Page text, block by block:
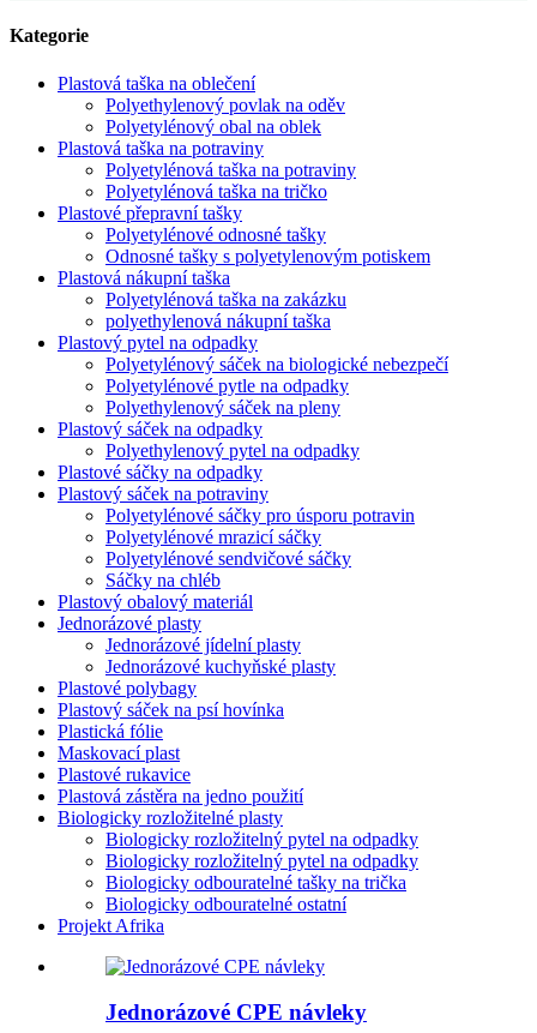
Kategorie
Plastová taška na oblečení
Polyethylenový povlak na oděv
Polyetylénový obal na oblek
Plastová taška na potraviny
Polyetylénová taška na potraviny
Polyetylénová taška na tričko
Plastové přepravní tašky
Polyetylénové odnosné tašky
Odnosné tašky s polyetylenovým potiskem
Plastová nákupní taška
Polyetylénová taška na zakázku
polyethylenová nákupní taška
Plastový pytel na odpadky
Polyetylénový sáček na biologické nebezpečí
Polyetylénové pytle na odpadky
Polyethylenový sáček na pleny
Plastový sáček na odpadky
Polyethylenový pytel na odpadky
Plastové sáčky na odpadky
Plastový sáček na potraviny
Polyetylénové sáčky pro úsporu potravin
Polyetylénové mrazicí sáčky
Polyetylénové sendvičové sáčky
Sáčky na chléb
Plastový obalový materiál
Jednorázové plasty
Jednorázové jídelní plasty
Jednorázové kuchyňské plasty
Plastové polybagy
Plastový sáček na psí hovínka
Plastická fólie
Maskovací plast
Plastové rukavice
Plastová zástěra na jedno použití
Biologicky rozložitelné plasty
Biologicky rozložitelný pytel na odpadky
Biologicky rozložitelný pytel na odpadky
Biologicky odbouratelné tašky na trička
Biologicky odbouratelné ostatní
Projekt Afrika
Jednorázové CPE návleky